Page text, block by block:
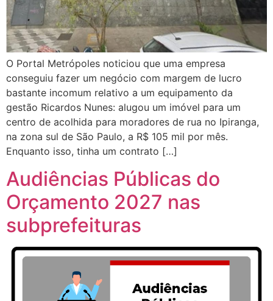
O Portal Metrópoles noticiou que uma empresa
conseguiu fazer um negócio com margem de lucro
bastante incomum relativo a um equipamento da
gestão Ricardos Nunes: alugou um imóvel para um
centro de acolhida para moradores de rua no Ipiranga,
na zona sul de São Paulo, a R$ 105 mil por mês.
Enquanto isso, tinha um contrato […]
Audiências Públicas do
Orçamento 2027 nas
subprefeituras